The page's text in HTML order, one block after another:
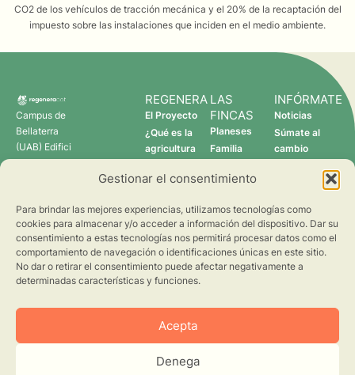
Gestionar el consentimiento
Para brindar las mejores experiencias, utilizamos tecnologías como
cookies para almacenar y/o acceder a información del dispositivo. Dar su
consentimiento a estas tecnologías nos permitirá procesar datos como el
comportamiento de navegación o identificaciones únicas en este sitio.
No dar o retirar el consentimiento puede afectar negativamente a
determinadas características y funciones.
Acepta
Denega
CO2 de los vehículos de tracción mecánica y el 20% de la recaptación del
impuesto sobre las instalaciones que inciden en el medio ambiente.
Campus de
Bellaterra
(UAB) Edifici
C 08193
regenera@creaf.uab.cat
REGENERA
El Proyecto
¿Qué es la
agricultura
Quién somos
LAS
FINCAS
Planeses
Familia
Verdcamp
Pomona
Fruits
INFÓRMATE
Noticias
Súmate al
cambio